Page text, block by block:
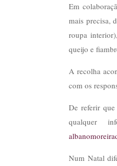
Em
mais precisa,
roupa
queijo e
A recolha
com os
De referir
qualquer
Num Natal